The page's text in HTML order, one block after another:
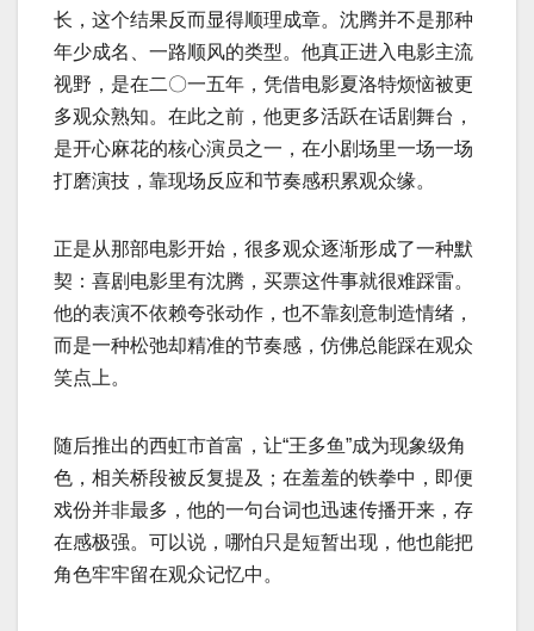
长，这个结果反而显得顺理成章。沈腾并不是那种
年少成名、一路顺风的类型。他真正进入电影主流
视野，是在二〇一五年，凭借电影夏洛特烦恼被更
多观众熟知。在此之前，他更多活跃在话剧舞台，
是开心麻花的核心演员之一，在小剧场里一场一场
打磨演技，靠现场反应和节奏感积累观众缘。
正是从那部电影开始，很多观众逐渐形成了一种默
契：喜剧电影里有沈腾，买票这件事就很难踩雷。
他的表演不依赖夸张动作，也不靠刻意制造情绪，
而是一种松弛却精准的节奏感，仿佛总能踩在观众
笑点上。
随后推出的西虹市首富，让“王多鱼”成为现象级角
色，相关桥段被反复提及；在羞羞的铁拳中，即便
戏份并非最多，他的一句台词也迅速传播开来，存
在感极强。可以说，哪怕只是短暂出现，他也能把
角色牢牢留在观众记忆中。